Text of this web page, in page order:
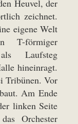
Heuvel, der
zeichnet.
eigene Welt
T-förmiger
Laufsteg
hineinragt.
Tribünen. Vor
Am Ende
linken Seite
Orchester